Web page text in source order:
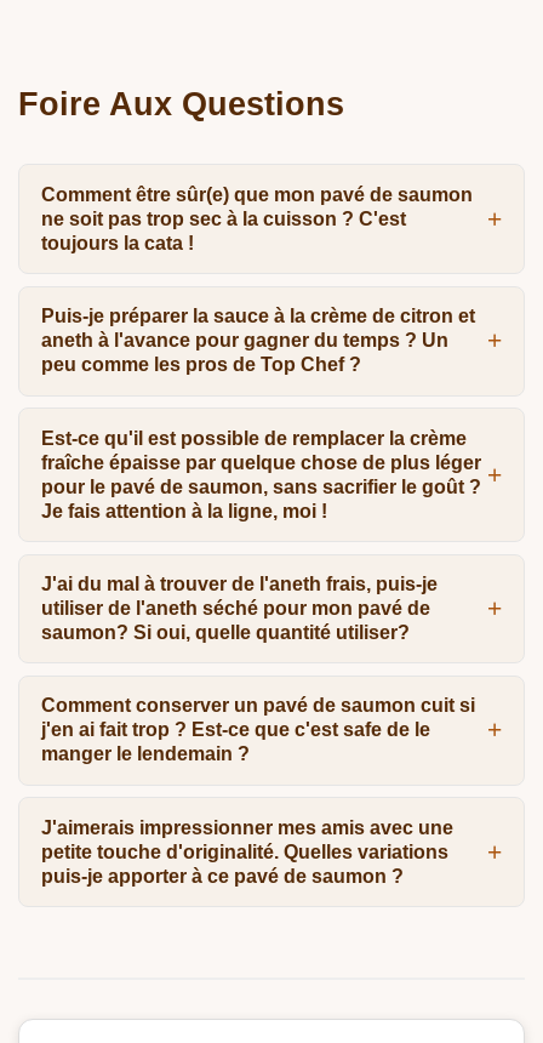
Foire Aux Questions
Comment être sûr(e) que mon pavé de saumon
ne soit pas trop sec à la cuisson ? C'est
toujours la cata !
Puis-je préparer la sauce à la crème de citron et
aneth à l'avance pour gagner du temps ? Un
peu comme les pros de Top Chef ?
Est-ce qu'il est possible de remplacer la crème
fraîche épaisse par quelque chose de plus léger
pour le pavé de saumon, sans sacrifier le goût ?
Je fais attention à la ligne, moi !
J'ai du mal à trouver de l'aneth frais, puis-je
utiliser de l'aneth séché pour mon pavé de
saumon? Si oui, quelle quantité utiliser?
Comment conserver un pavé de saumon cuit si
j'en ai fait trop ? Est-ce que c'est safe de le
manger le lendemain ?
J'aimerais impressionner mes amis avec une
petite touche d'originalité. Quelles variations
puis-je apporter à ce pavé de saumon ?